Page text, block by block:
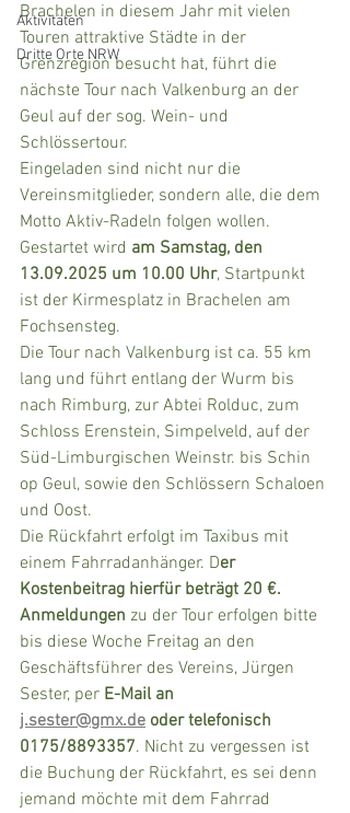
Aktivitäten
Dritte Orte NRW
Brachelen in diesem Jahr mit vielen
Touren attraktive Städte in der
Grenzregion besucht hat, führt die
nächste Tour nach Valkenburg an der
Geul auf der sog. Wein- und
Schlössertour.
Eingeladen sind nicht nur die
Vereinsmitglieder, sondern alle, die dem
Motto Aktiv-Radeln folgen wollen.
Gestartet wird am Samstag, den
13.09.2025 um 10.00 Uhr, Startpunkt
ist der Kirmesplatz in Brachelen am
Fochsensteg.
Die Tour nach Valkenburg ist ca. 55 km
lang und führt entlang der Wurm bis
nach Rimburg, zur Abtei Rolduc, zum
Schloss Erenstein, Simpelveld, auf der
Süd-Limburgischen Weinstr. bis Schin
op Geul, sowie den Schlössern Schaloen
und Oost.
Die Rückfahrt erfolgt im Taxibus mit
einem Fahrradanhänger. Der
Kostenbeitrag hierfür beträgt 20 €.
Anmeldungen zu der Tour erfolgen bitte
bis diese Woche Freitag an den
Geschäftsführer des Vereins, Jürgen
Sester, per E-Mail an
j.sester@gmx.de oder telefonisch
0175/8893357. Nicht zu vergessen ist
die Buchung der Rückfahrt, es sei denn
jemand möchte mit dem Fahrrad